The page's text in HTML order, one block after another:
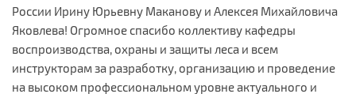
России Ирину Юрьевну Маканову и Алексея Михайловича
Яковлева! Огромное спасибо коллективу кафедры
воспроизводства, охраны и защиты леса и всем
инструкторам за разработку, организацию и проведение
на высоком профессиональном уровне актуального и